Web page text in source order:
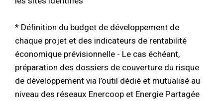
* Définition du budget de développement de
chaque projet et des indicateurs de rentabilité
économique prévisionnelle - Le cas échéant,
préparation des dossiers de couverture du risque
de développement via l’outil dédié et mutualisé au
niveau des réseaux Enercoop et Energie Partagée